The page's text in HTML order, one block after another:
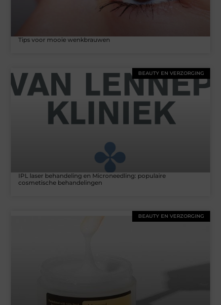
Tips voor mooie wenkbrauwen
BEAUTY EN VERZORGING
IPL laser behandeling en Microneedling: populaire
cosmetische behandelingen
BEAUTY EN VERZORGING